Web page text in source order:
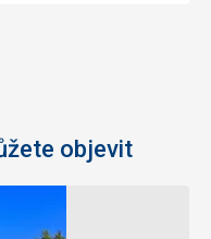
objevit